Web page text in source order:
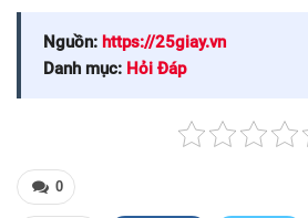
Nguồn: https://25giay.vn
Danh mục: Hỏi Đáp
0